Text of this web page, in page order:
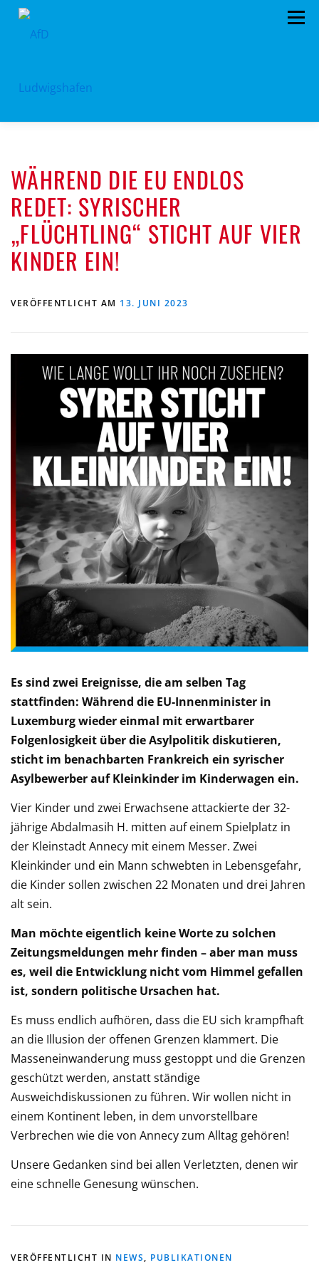
Zum
Menü
PROGRAMM KONTAKT SPENDEN
WÄHREND DIE EU ENDLOS
REDET: SYRISCHER
„FLÜCHTLING“ STICHT AUF VIER
KINDER EIN!
VERÖFFENTLICHT AM 13. JUNI 2023
Es sind zwei Ereignisse, die am selben Tag
stattfinden: Während die EU-Innenminister in
Luxemburg wieder einmal mit erwartbarer
Folgenlosigkeit über die Asylpolitik diskutieren,
sticht im benachbarten Frankreich ein syrischer
Asylbewerber auf Kleinkinder im Kinderwagen ein.
Vier Kinder und zwei Erwachsene attackierte der 32-
jährige Abdalmasih H. mitten auf einem Spielplatz in
der Kleinstadt Annecy mit einem Messer. Zwei
Kleinkinder und ein Mann schwebten in Lebensgefahr,
die Kinder sollen zwischen 22 Monaten und drei Jahren
alt sein.
Man möchte eigentlich keine Worte zu solchen
Zeitungsmeldungen mehr finden – aber man muss
es, weil die Entwicklung nicht vom Himmel gefallen
ist, sondern politische Ursachen hat.
Es muss endlich aufhören, dass die EU sich krampfhaft
an die Illusion der offenen Grenzen klammert. Die
Masseneinwanderung muss gestoppt und die Grenzen
geschützt werden, anstatt ständige
Ausweichdiskussionen zu führen. Wir wollen nicht in
einem Kontinent leben, in dem unvorstellbare
Verbrechen wie die von Annecy zum Alltag gehören!
Unsere Gedanken sind bei allen Verletzten, denen wir
eine schnelle Genesung wünschen.
VERÖFFENTLICHT IN NEWS, PUBLIKATIONEN